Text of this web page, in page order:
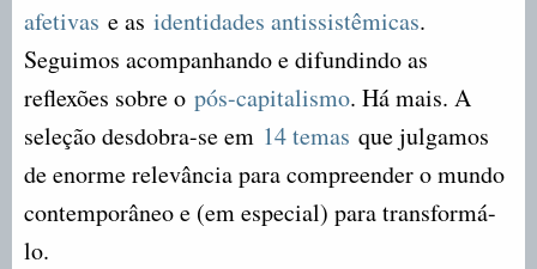
afetivas e as identidades antissistêmicas.
Seguimos acompanhando e difundindo as
reflexões sobre o pós-capitalismo. Há mais. A
seleção desdobra-se em 14 temas que julgamos
de enorme relevância para compreender o mundo
contemporâneo e (em especial) para transformá-
lo.